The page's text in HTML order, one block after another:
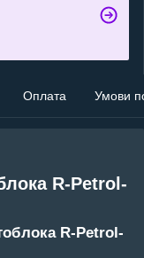
Оплата Умови
R-Petrol-
R-Petrol-